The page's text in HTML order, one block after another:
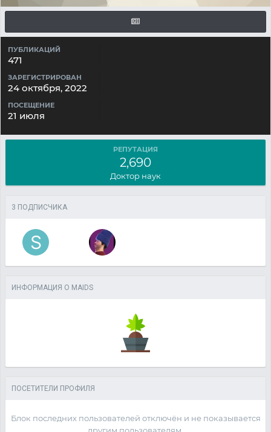
ПУБЛИКАЦИЙ
471
ЗАРЕГИСТРИРОВАН
24 октября, 2022
ПОСЕЩЕНИЕ
21 июля
РЕПУТАЦИЯ
2,690
Доктор наук
3 ПОДПИСЧИКА
ИНФОРМАЦИЯ О MAIDS
ПОСЕТИТЕЛИ ПРОФИЛЯ
Блок последних пользователей отключён и не показывается